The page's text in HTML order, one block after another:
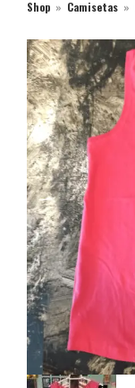
Shop » Camisetas »